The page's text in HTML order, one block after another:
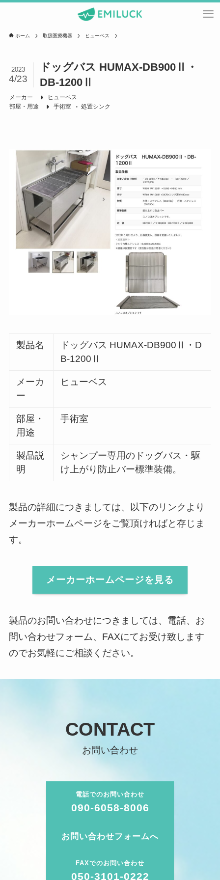
ホーム 取扱医療機器 ヒューベス
ドッグバス HUMAX-DB900Ⅱ・
DB-1200Ⅱ
2023
4/23
メーカー
ヒューベス
部屋・用途
手術室 処置シンク
製品名
ドッグバス HUMAX-DB900Ⅱ・D
B-1200Ⅱ
メーカ
ー
ヒューベス
部屋・
用途
手術室
製品説
明
シャンプー専用のドッグバス・駆
け上がり防止バー標準装備。
製品の詳細につきましては、以下のリンクより
メーカーホームページをご覧頂ければと存じま
す。
メーカーホームページを見る
製品のお問い合わせにつきましては、電話、お
問い合わせフォーム、FAXにてお受け致します
のでお気軽にご相談ください。
CONTACT
お問い合わせ
電話でのお問い合わせ
090-6058-8006
お問い合わせフォームへ
FAXでのお問い合わせ
050-3101-0222